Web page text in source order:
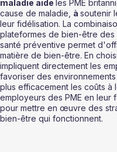
maladie aide les PME
cause de maladie, à soutenir
leur fidélisation. La
plateformes de bien-être
santé préventive permet
matière de bien-être. En
impliquent directement les
favoriser des
plus efficacement les coûts à
employeurs des PME en leur
pour mettre en œuvre des
bien-être qui fonctionnent.